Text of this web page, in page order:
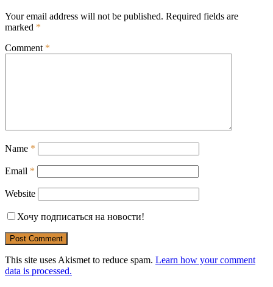
Your email address will not be published. Required fields are
marked *
Comment *
Name *
Email *
Website
Хочу подписаться на новости!
This site uses Akismet to reduce spam. Learn how your comment
data is processed.